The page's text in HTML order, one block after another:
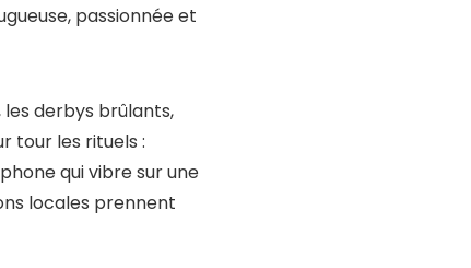
passionnée et
les derbys brûlants,
tour les rituels :
qui vibre sur une
locales prennent